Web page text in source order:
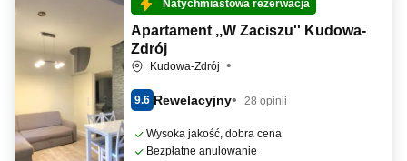
Natychmiastowa rezerwacja
Apartament ,,W Zaciszu'' Kudowa-
Zdrój
Kudowa-Zdrój
9.6 Rewelacyjny 28 opinii
Wysoka jakość, dobra cena
Bezpłatne anulowanie